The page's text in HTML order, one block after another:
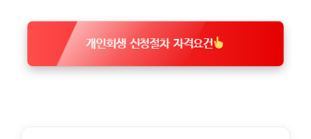
개인회생 신청절차 자격요건